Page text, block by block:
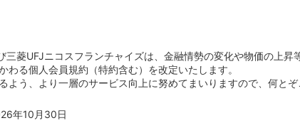
三菱UFJニコスフランチャイズは、金融情勢の変化や物価の上
わる個人会員規約（特約含む）を改定いたします。
よう、より一層のサービス向上に努めてまいりますので、何と
年10月30日